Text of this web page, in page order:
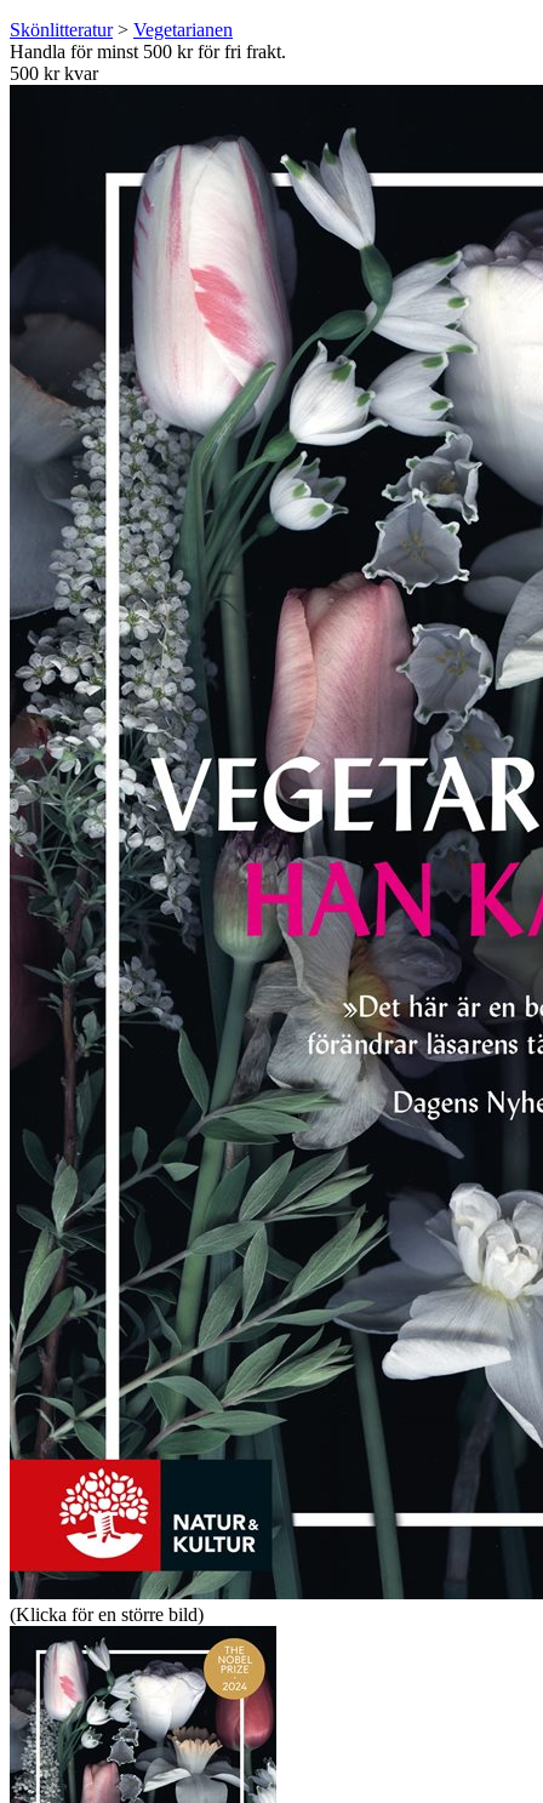
Skönlitteratur> Vegetarianen
Handla för minst 500 kr för fri frakt.
500 kr kvar
(Klicka för en större bild)